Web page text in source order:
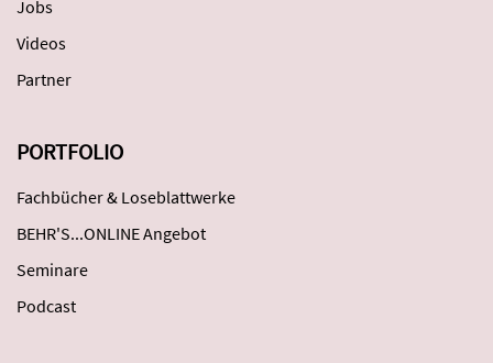
Jobs
Videos
Partner
PORTFOLIO
Fachbücher & Loseblattwerke
BEHR'S...ONLINE Angebot
Seminare
Podcast